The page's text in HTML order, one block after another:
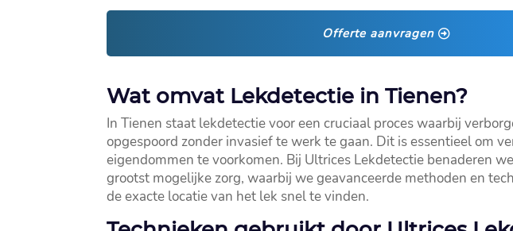
Offerte aanvragen
Wat omvat Lekdetectie in Tienen?
In Tienen staat lekdetectie voor een cruciaal proces waarbij
opgespoord zonder invasief te werk te gaan.​ Dit is essentieel om
eigendommen te voorkomen.​ Bij Ultrices Lekdetectie benaderen
grootst mogelijke zorg, waarbij we geavanceerde methoden en
de exacte locatie van het lek snel te vinden.​